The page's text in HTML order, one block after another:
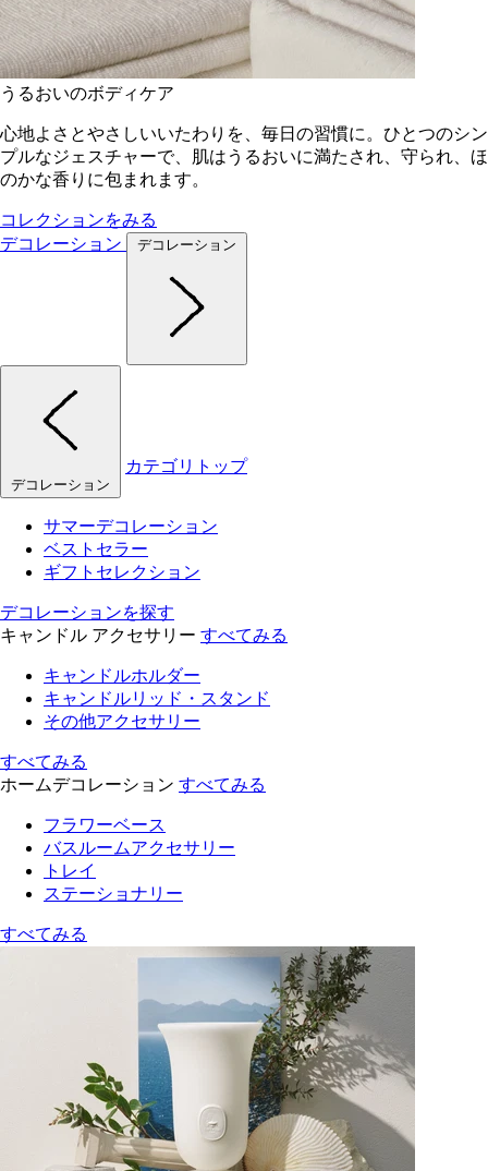
うるおいのボディケア
心地よさとやさしいいたわりを、毎日の習慣に。ひとつのシン
プルなジェスチャーで、肌はうるおいに満たされ、守られ、ほ
のかな香りに包まれます。
コレクションをみる
デコレーション
デコレーション
デコレーション
カテゴリトップ
サマーデコレーション
ベストセラー
ギフトセレクション
デコレーションを探す
キャンドル アクセサリー すべてみる
キャンドルホルダー
キャンドルリッド・スタンド
その他アクセサリー
すべてみる
ホームデコレーション すべてみる
フラワーベース
バスルームアクセサリー
トレイ
ステーショナリー
すべてみる